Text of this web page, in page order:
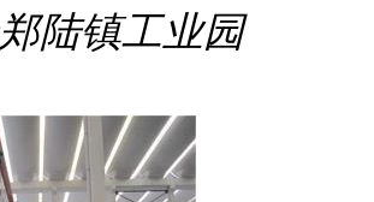
郑陆镇工业园